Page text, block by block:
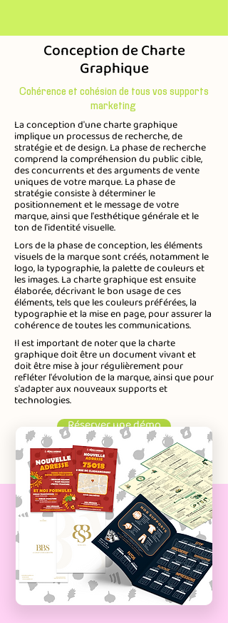
Conception de Charte
Graphique
Cohérence et cohésion de tous vos supports
marketing
La conception d'une charte graphique
implique un processus de recherche, de
stratégie et de design. La phase de recherche
comprend la compréhension du public cible,
des concurrents et des arguments de vente
uniques de votre marque. La phase de
stratégie consiste à déterminer le
positionnement et le message de votre
marque, ainsi que l'esthétique générale et le
ton de l'identité visuelle.
Lors de la phase de conception, les éléments
visuels de la marque sont créés, notamment le
logo, la typographie, la palette de couleurs et
les images. La charte graphique est ensuite
élaborée, décrivant le bon usage de ces
éléments, tels que les couleurs préférées, la
typographie et la mise en page, pour assurer la
cohérence de toutes les communications.
Il est important de noter que la charte
graphique doit être un document vivant et
doit être mise à jour régulièrement pour
refléter l'évolution de la marque, ainsi que pour
s'adapter aux nouveaux supports et
technologies.
Réserver une démo